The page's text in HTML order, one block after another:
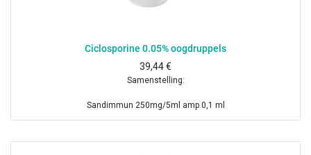
Ciclosporine 0.05% oogdruppels
39,44€
Samenstelling:
Sandimmun 250mg/5ml amp 0,1 ml
Benzalkoniumchloride 1 mg
Vervaldatum: 1 maand na bereiding